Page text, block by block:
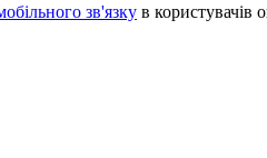
зв'язку в користувачів